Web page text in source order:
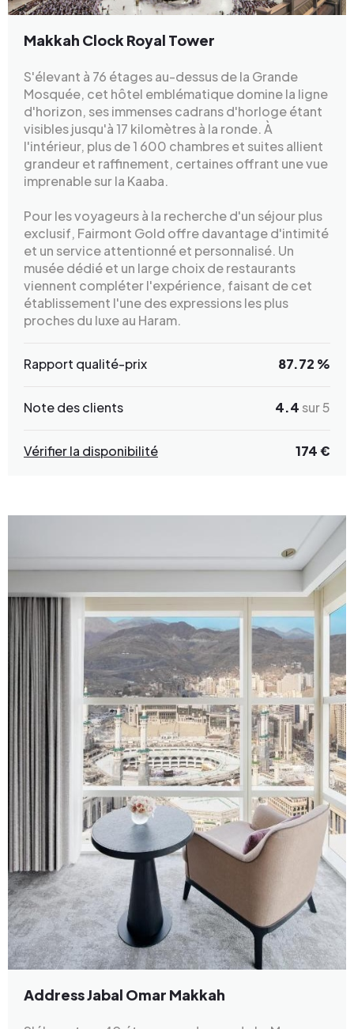
Makkah Clock Royal Tower
S'élevant à 76 étages au-dessus de la Grande
Mosquée, cet hôtel emblématique domine la ligne
d'horizon, ses immenses cadrans d'horloge étant
visibles jusqu'à 17 kilomètres à la ronde. À
l'intérieur, plus de 1 600 chambres et suites allient
grandeur et raffinement, certaines offrant une vue
imprenable sur la Kaaba.
Pour les voyageurs à la recherche d'un séjour plus
exclusif, Fairmont Gold offre davantage d'intimité
et un service attentionné et personnalisé. Un
musée dédié et un large choix de restaurants
viennent compléter l'expérience, faisant de cet
établissement l'une des expressions les plus
proches du luxe au Haram.
Rapport qualité-prix 87.72 %
Note des clients 4.4 sur 5
Vérifier la disponibilité 174 €
Address Jabal Omar Makkah